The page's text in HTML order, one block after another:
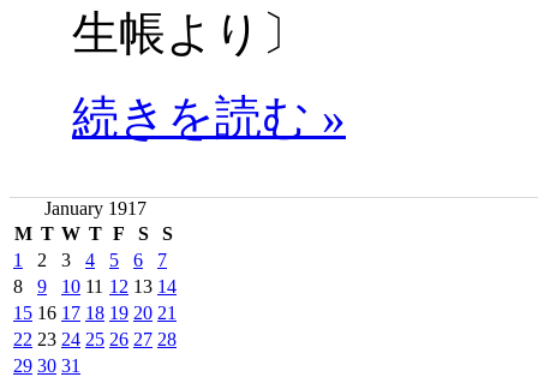
生帳より〕
続きを読む »
January 1917
M T W T F S S
1 2 3 4 5 6
7
8
9 10 11 12 13 14
15 16 17 18 19 20 21
22 23 24 25 26 27 28
29 30 31